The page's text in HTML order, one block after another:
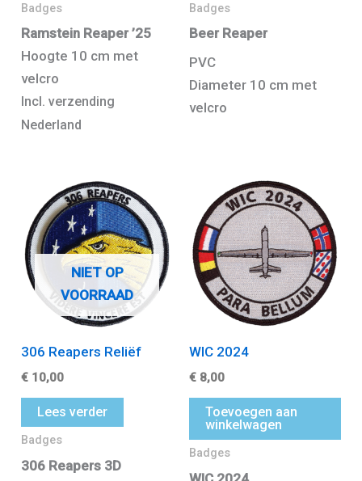
Badges
Ramstein Reaper ’25
Hoogte 10 cm met
velcro
Incl. verzending
Nederland
Badges
Beer Reaper
PVC
Diameter 10 cm met
velcro
NIET OP
VOORRAAD
306 Reapers Reliëf
€ 10,00
Lees verder
Badges
306 Reapers 3D
WIC 2024
€ 8,00
Toevoegen aan
winkelwagen
Badges